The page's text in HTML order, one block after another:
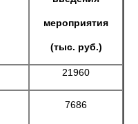
мероприятия
(тыс. руб.)
21960
7686